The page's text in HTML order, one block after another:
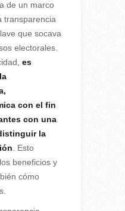
de un marco
transparencia
que socava
electorales.
es
con el fin
con una
la
. Esto
beneficios y
cómo